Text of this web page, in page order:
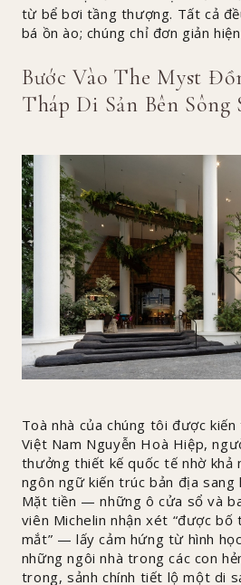
từ bể bơi tầng thượng. Tất cả
bá ồn ào; chúng chỉ đơn giản
Bước Vào The Myst
Tháp Di Sản Bên Sông
Toà nhà của chúng tôi được
Việt Nam Nguyễn Hoà Hiệp,
thưởng thiết kế quốc tế nhờ khả
ngôn ngữ kiến trúc bản địa sang
Mặt tiền — những ô cửa sổ và
viên Michelin nhận xét “được
mắt” — lấy cảm hứng từ hình
những ngôi nhà trong các con
trong, sảnh chính tiết lộ một di